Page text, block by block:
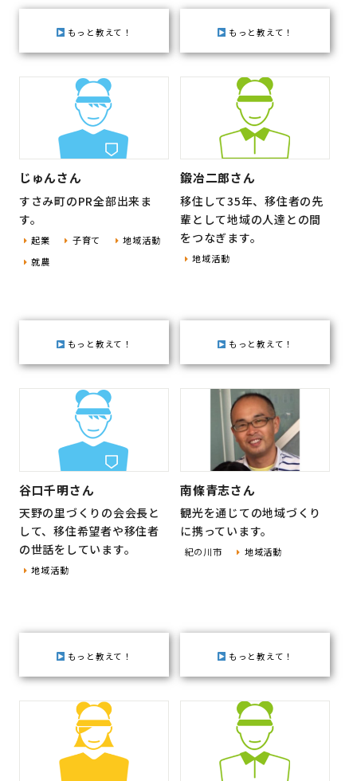
もっと教えて！ もっと教えて！
じゅんさん
すさみ町のPR全部出来ま
す。
起業 子育て
地域活動
就農
もっと教えて！
鍛冶二郎さん
移住して35年、移住者の先
輩として地域の人達との間
をつなぎます。
地域活動
もっと教えて！
谷口千明さん
天野の里づくりの会会長と
して、移住希望者や移住者
の世話をしています。
地域活動
もっと教えて！
南條青志さん
観光を通じての地域づくり
に携っています。
紀の川市 地域活動
もっと教えて！